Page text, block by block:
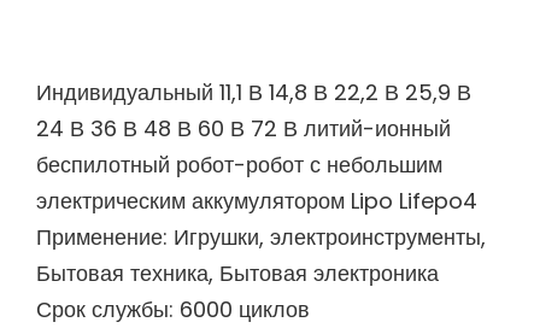
Индивидуальный 11,1 В 14,8 В 22,2 В 25,9 В
24 В 36 В 48 В 60 В 72 В литий-ионный
беспилотный робот-робот с небольшим
электрическим аккумулятором Lipo Lifepo4
Применение: Игрушки, электроинструменты,
Бытовая техника, Бытовая электроника
Срок службы: 6000 циклов